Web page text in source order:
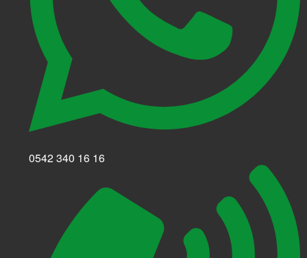
0542 340 16 16